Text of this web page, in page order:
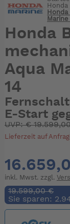
Honda
Honda
Aqua
14
E-Start
UVP:€
Lieferzeit auf
inkl. Mwst. zzgl.
19.599,00 €
Sie sparen: